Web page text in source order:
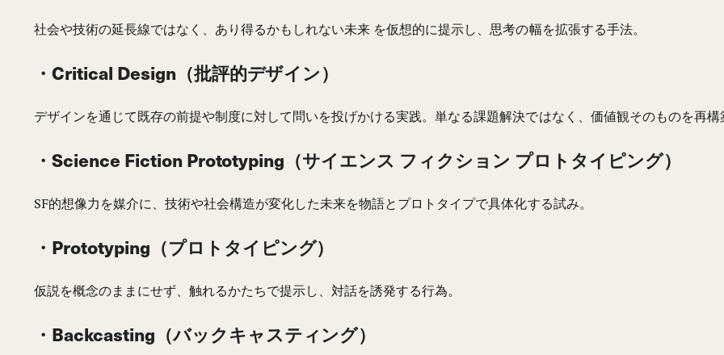
社会や技術の延長線ではなく、あり得るかもしれない未来 を仮想的に提示し、思考の幅を拡張する手法。
・Critical Design（批評的デザイン）
デザインを通じて既存の前提や制度に対して問いを投げかける実践。単なる課題解決ではなく、価値観そのものを再構
・Science Fiction Prototyping（サイエンス フィクション プロトタイピング）
SF的想像力を媒介に、技術や社会構造が変化した未来を物語とプロトタイプで具体化する試み。
・Prototyping（プロトタイピング）
仮説を概念のままにせず、触れるかたちで提示し、対話を誘発する行為。
・Backcasting（バックキャスティング）